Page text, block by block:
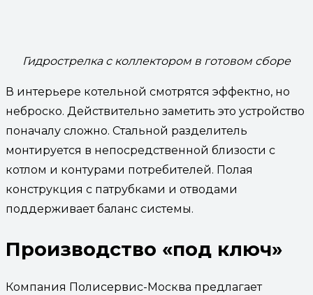
Гидрострелка с коллектором в готовом сборе
В интерьере котельной смотрятся эффектно, но
неброско. Действительно заметить это устройство
поначалу сложно. Стальной разделитель
монтируется в непосредственной близости с
котлом и контурами потребителей. Полая
конструкция с патрубками и отводами
поддерживает баланс системы.
Производство «под ключ»
Компания Полисервис-Москва предлагает